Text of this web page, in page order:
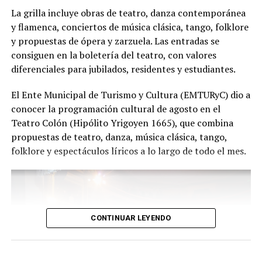
función hay meses de ensayo y un enorme trabajo en
equipo para emocionar y sorprender al
público", expresa Emmanuel Marín.
distinguida con los Premios Estrella de Mar 2024 y
2026 como Mejor Espectáculo de Danza y con el Premio
Faro de Oro 2024. Además, Emmanuel Marín y Lola
Gutiérrez Rey obtuvieron el subcampeonato en el
Mundial de Tango de Buenos Aires.
realizar una gira por Europa. Además, recibió
la Declaración de Interés Cultural como Embajadores
Turísticos, otorgada por el EMTURyC, y la
La grilla incluye obras de teatro, danza contemporánea
y flamenca, conciertos de música clásica, tango, folklore
y propuestas de ópera y zarzuela. Las entradas se
consiguen en la boletería del teatro, con valores
diferenciales para jubilados, residentes y estudiantes.
El Ente Municipal de Turismo y Cultura (EMTURyC) dio a
conocer la programación cultural de agosto en el
Teatro Colón (Hipólito Yrigoyen 1665), que combina
propuestas de teatro, danza, música clásica, tango,
folklore y espectáculos líricos a lo largo de todo el mes.
CONTINUAR LEYENDO